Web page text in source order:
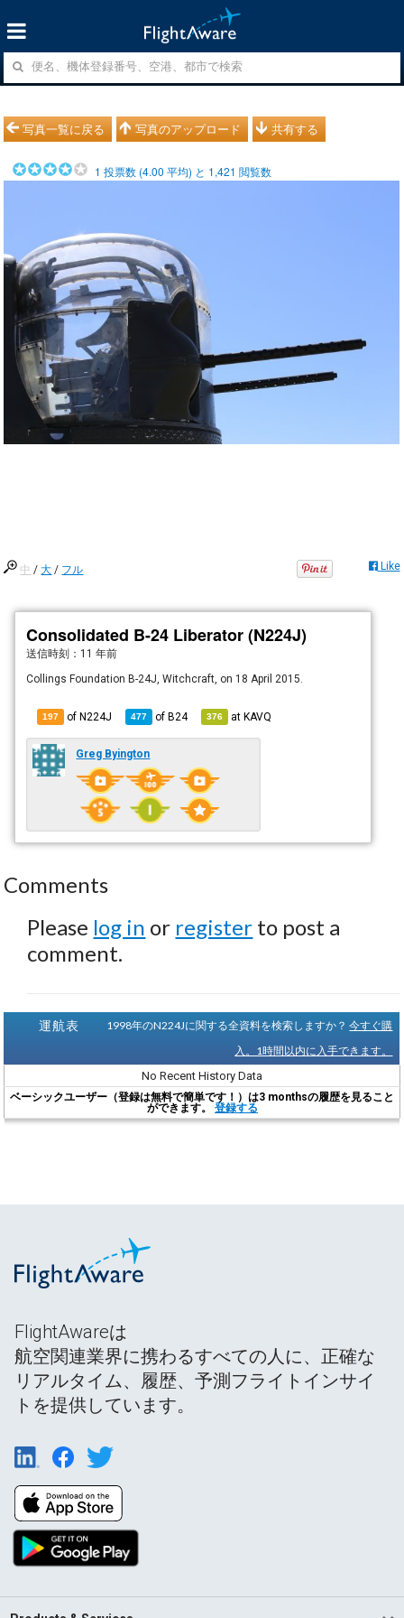
写真一覧に戻る 写真のアップロード 共有する
1 投票数 (4.00 平均) と 1,421 閲覧数
中 /大 / フル Like
Consolidated B-24 Liberator (N224J)
送信時刻： 11 年前
Collings Foundation B-24J, Witchcraft, on 18 April 2015.
197 of N224J 477 ofB24 376 atKAVQ
Greg Byington
Comments
Please log in or register to post a
comment.
運航表 1998年のN224Jに関する全資料を検索しますか？今すぐ購
入。1時間以内に入手できます。
No Recent History Data
ベーシックユーザー（登録は無料で簡単です！）は3 monthsの履歴を見ること
ができます。 登録する
FlightAwareは
航空関連業界に携わるすべての人に、正確な
リアルタイム、履歴、予測フライトインサイ
トを提供しています。